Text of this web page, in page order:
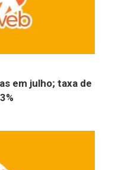
em julho; taxa de